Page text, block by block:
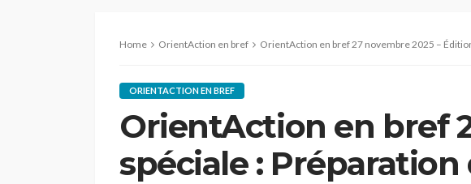
Home OrientAction en bref OrientAction en bref 27 novembre 2025 –
ORIENTACTION EN BREF
OrientAction en bref
spéciale :